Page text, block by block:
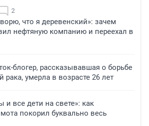
2
что я деревенский»: зачем
нефтяную компанию и переехал в
блогер, рассказывавшая о борьбе
умерла в возрасте 26 лет
и все дети на свете»: как
покорил буквально весь